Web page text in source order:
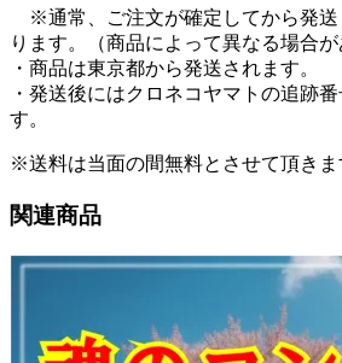
※通常、ご注文が確定してから発送
ります。（商品によって異なる場合が
・商品は東京都から発送されます。
・発送後にはクロネコヤマトの追跡
す。
※送料は当面の間無料とさせて頂きま
関連商品